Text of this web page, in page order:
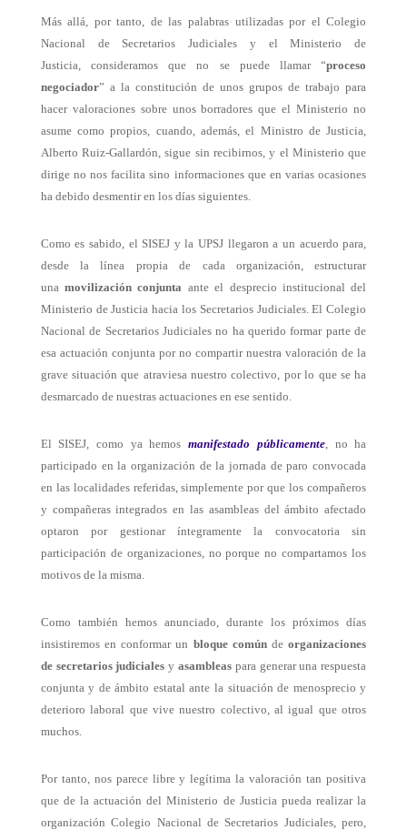
Más allá, por tanto, de las palabras utilizadas por el Colegio
Nacional de Secretarios Judiciales y el Ministerio de
Justicia, consideramos que no se puede llamar “proceso
negociador” a la constitución de unos grupos de trabajo para
hacer valoraciones sobre unos borradores que el Ministerio no
asume como propios, cuando, además, el Ministro de Justicia,
Alberto Ruiz-Gallardón, sigue sin recibirnos, y el Ministerio que
dirige no nos facilita sino informaciones que en varias ocasiones
ha debido desmentir en los días siguientes.
Como es sabido, el SISEJ y la UPSJ llegaron a un acuerdo para,
desde la línea propia de cada organización, estructurar
unamovilización conjunta ante el desprecio institucional del
Ministerio de Justicia hacia los Secretarios Judiciales. El Colegio
Nacional de Secretarios Judiciales no ha querido formar parte de
esa actuación conjunta por no compartir nuestra valoración de la
grave situación que atraviesa nuestro colectivo, por lo que se ha
desmarcado de nuestras actuaciones en ese sentido.
El SISEJ, como ya hemosmanifestado públicamente, no ha
participado en la organización de la jornada de paro convocada
en las localidades referidas, simplemente por que los compañeros
y compañeras integrados en las asambleas del ámbito afectado
optaron por gestionar íntegramente la convocatoria sin
participación de organizaciones, no porque no compartamos los
motivos de la misma.
Como también hemos anunciado, durante los próximos días
insistiremos en conformar un bloque comúndeorganizaciones
de secretarios judicialesy asambleas para generar una respuesta
conjunta y de ámbito estatal ante la situación de menosprecio y
deterioro laboral que vive nuestro colectivo, al igual que otros
muchos.
Por tanto, nos parece libre y legítima la valoración tan positiva
que de la actuación del Ministerio de Justicia pueda realizar la
organización Colegio Nacional de Secretarios Judiciales, pero,